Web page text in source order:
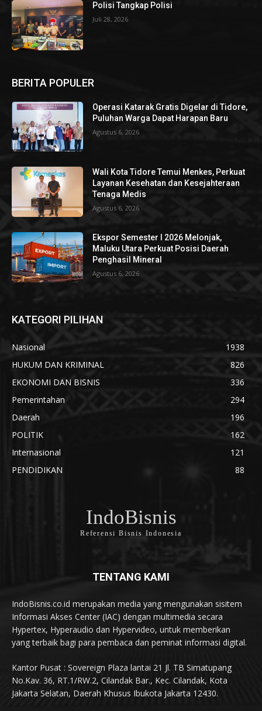
Polisi Tangkap Polisi
Juli 28, 2026
BERITA POPULER
Operasi Katarak Gratis Digelar di Tidore,
Puluhan Warga Dapat Harapan Baru
Agustus 6, 2026
Wali Kota Tidore Temui Menkes, Perkuat
Layanan Kesehatan dan Kesejahteraan
Tenaga Medis
Agustus 6, 2026
Ekspor Semester I 2026 Melonjak,
Maluku Utara Perkuat Posisi Daerah
Penghasil Mineral
Agustus 6, 2026
KATEGORI PILIHAN
Nasional
1938
HUKUM DAN KRIMINAL
826
EKONOMI DAN BISNIS
336
Pemerintahan
294
Daerah
196
POLITIK
162
Internasional
121
PENDIDIKAN
88
IndoBisnis
Referensi Bisnis Indonesia
TENTANG KAMI
IndoBisnis.co.id merupakan media yang mengunakan sisitem
Informasi Akses Center (IAC) dengan multimedia secara
Hypertex, Hyperaudio dan Hypervideo, untuk memberikan
yang terbaik bagi para pembaca dan peminat informasi digital.
Kantor Pusat : Sovereign Plaza lantai 21 Jl. TB Simatupang
No.Kav. 36, RT.1/RW.2, Cilandak Bar., Kec. Cilandak, Kota
Jakarta Selatan, Daerah Khusus Ibukota Jakarta 12430.